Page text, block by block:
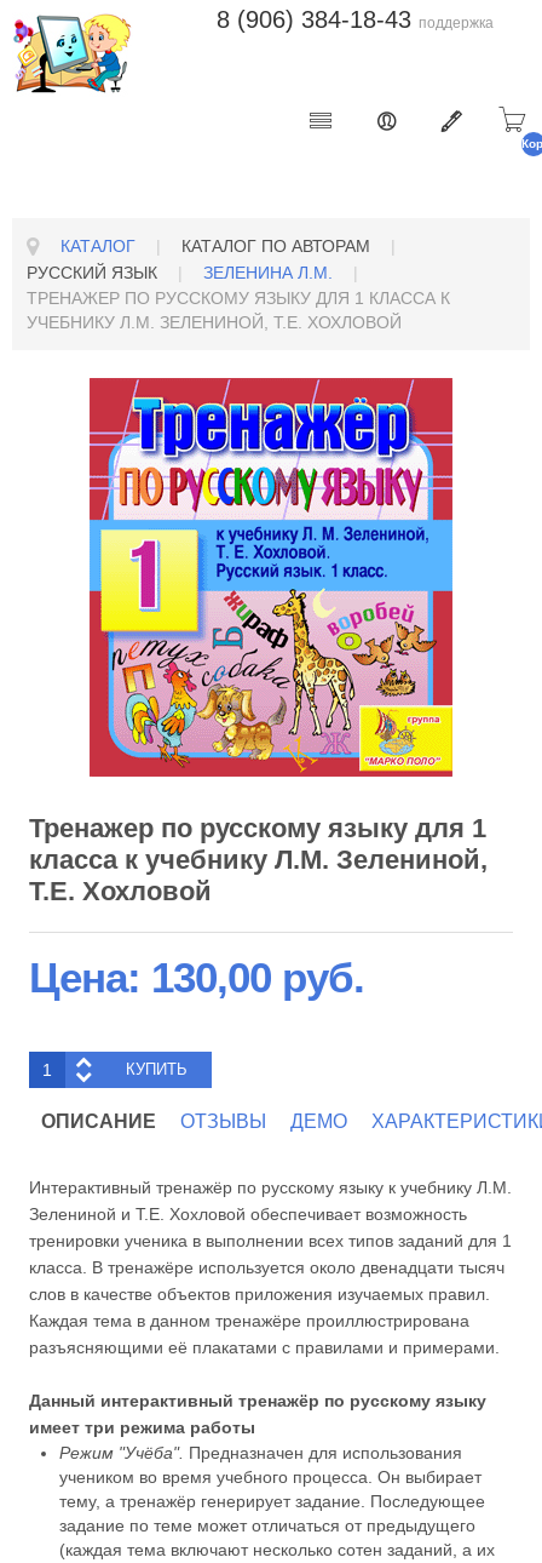
8 (906) 384-18-43 поддержка
КАТАЛОГ | КАТАЛОГ ПО АВТОРАМ
|
РУССКИЙ ЯЗЫК
| ЗЕЛЕНИНА Л.М.
|
ТРЕНАЖЕР ПО РУССКОМУ ЯЗЫКУ ДЛЯ 1 КЛАССА К
УЧЕБНИКУ Л.М. ЗЕЛЕНИНОЙ, Т.Е. ХОХЛОВОЙ
Тренажер по русскому языку для 1
класса к учебнику Л.М. Зелениной,
Т.Е. Хохловой
Цена: 130,00 руб.
ОПИСАНИЕ ОТЗЫВЫ ДЕМО
Интерактивный тренажёр по русскому языку к учебнику Л.М.
Зелениной и Т.Е. Хохловой обеспечивает возможность
тренировки ученика в выполнении всех типов заданий для 1
класса. В тренажёре используется около двенадцати тысяч
слов в качестве объектов приложения изучаемых правил.
Каждая тема в данном тренажёре проиллюстрирована
разъясняющими её плакатами с правилами и примерами.
Данный интерактивный тренажёр по русскому языку
имеет три режима работы
Режим "Учёба". Предназначен для использования
учеником во время учебного процесса. Он выбирает
тему, а тренажёр генерирует задание. Последующее
задание по теме может отличаться от предыдущего
(каждая тема включают несколько сотен заданий, а их